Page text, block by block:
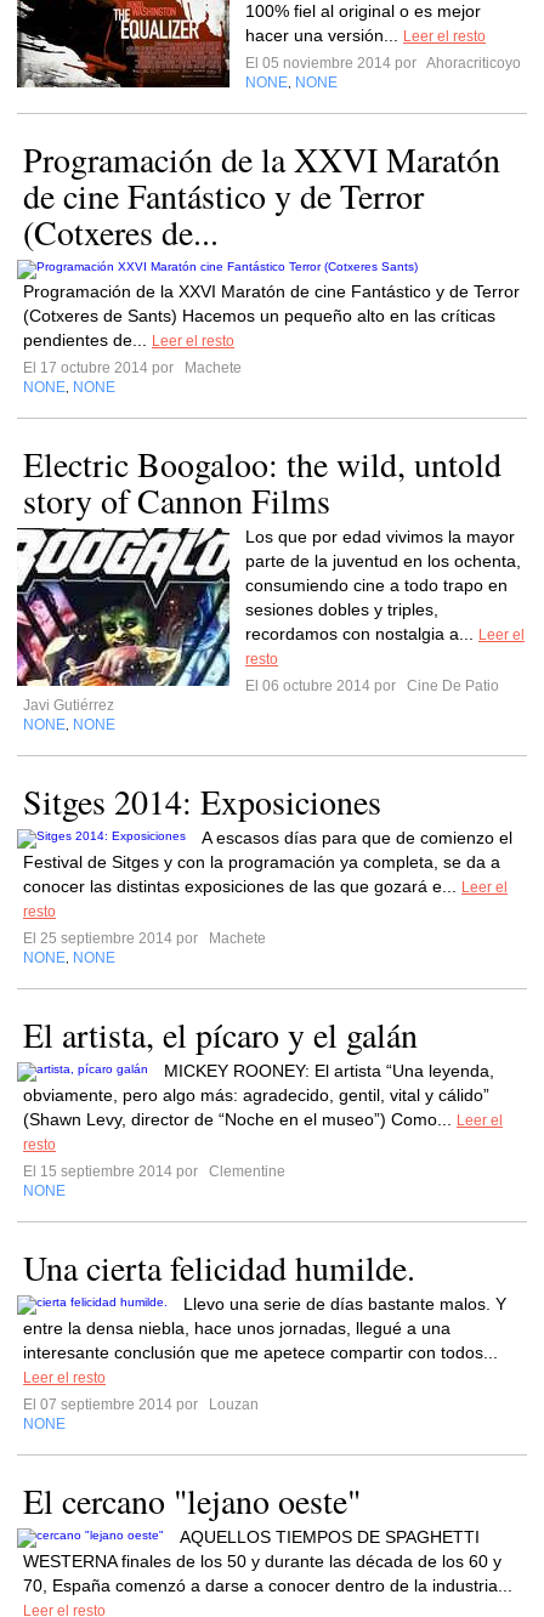
100% fiel al original o es mejor
hacer una versión...
Leer el resto
El 05 noviembre 2014 por Ahoracriticoyo
NONE NONE
Programación de la XXVI Maratón
de cine Fantástico y de Terror
(Cotxeres de...
Programación de la XXVI Maratón de cine Fantástico y de Terror
(Cotxeres de Sants) Hacemos un pequeño alto en las críticas
pendientes de...
Leer el resto
El 17 octubre 2014 por
Machete
NONE NONE
Electric Boogaloo: the wild, untold
story of Cannon Films
Los que por edad vivimos la mayor
parte de la juventud en los ochenta,
consumiendo cine a todo trapo en
sesiones dobles y triples,
recordamos con nostalgia a...
Leer el
resto
El 06 octubre 2014 por
Cine De Patio
Javi Gutiérrez
NONE NONE
Sitges 2014: Exposiciones
A escasos días para que de comienzo el
Festival de Sitges y con la programación ya completa, se da a
conocer las distintas exposiciones de las que gozará e...
Leer el
resto
El 25 septiembre 2014 por
Machete
NONE NONE
El artista, el pícaro y el galán
MICKEY ROONEY: El artista “Una leyenda,
obviamente, pero algo más: agradecido, gentil, vital y cálido”
(Shawn Levy, director de “Noche en el museo”) Como...
Leer el
resto
El 15 septiembre 2014 por
Clementine
NONE
Una cierta felicidad humilde.
Llevo una serie de días bastante malos. Y
entre la densa niebla, hace unos jornadas, llegué a una
interesante conclusión que me apetece compartir con todos...
Leer el resto
El 07 septiembre 2014 por
Louzan
NONE
El cercano "lejano oeste"
AQUELLOS TIEMPOS DE SPAGHETTI
WESTERNA finales de los 50 y durante las década de los 60 y
70, España comenzó a darse a conocer dentro de la industria...
Leer el resto